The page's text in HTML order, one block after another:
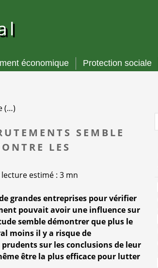
économique Protection sociale
(…)
SEMBLE
LES
estimé : 3 mn
grandes entreprises pour vérifier
pouvait avoir une influence sur
semble démontrer que plus le
moins il y a risque de
sur les conclusions de leur
être la plus efficace pour lutter